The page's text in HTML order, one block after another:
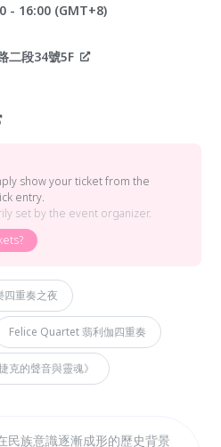
- 16:00 (GMT+8)
二段34號5F
show your ticket from the
entry.
set by the event organizer.
四重奏之夜
Felice Quartet 翡利伽四重奏
捷克的聲音與靈魂》
民族意識逐漸成形的歷史背景